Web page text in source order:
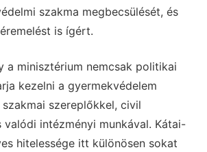
szakma megbecsülését, és
is ígért.
a minisztérium nemcsak politikai
kezelni a gyermekvédelem
szereplőkkel, civil
intézményi munkával. Kátai-
hitelessége itt különösen sokat